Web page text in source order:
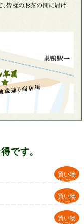
です。
買い物
かごへ
買い物
かごへ
買い物